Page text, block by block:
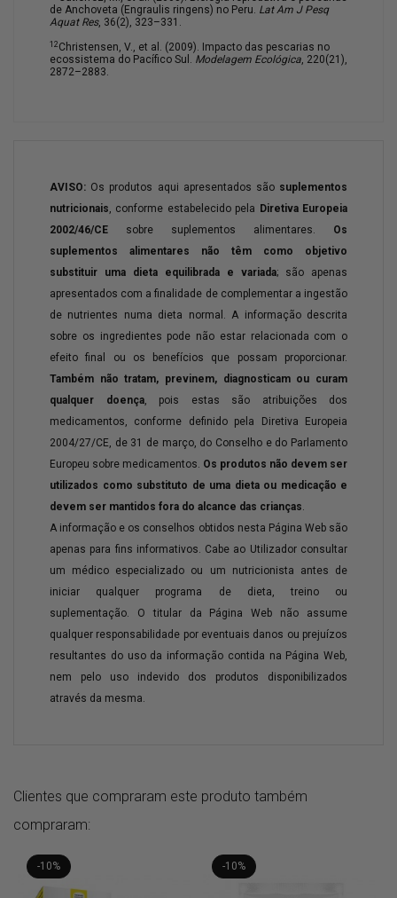
de Anchoveta (Engraulis ringens) no Peru. Lat Am J Pesq
Aquat Res, 36(2), 323–331.
12 Christensen, V., et al. (2009). Impacto das pescarias no
ecossistema do Pacífico Sul. Modelagem Ecológica, 220(21),
2872–2883.
AVISO: Os produtos aqui apresentados são suplementos
nutricionais, conforme estabelecido pela Diretiva Europeia
2002/46/CE sobre suplementos alimentares. Os
suplementos alimentares não têm como objetivo
substituir uma dieta equilibrada e variada; são apenas
apresentados com a finalidade de complementar a ingestão
de nutrientes numa dieta normal. A informação descrita
sobre os ingredientes pode não estar relacionada com o
efeito final ou os benefícios que possam proporcionar.
Também não tratam, previnem, diagnosticam ou curam
qualquer doença, pois estas são atribuições dos
medicamentos, conforme definido pela Diretiva Europeia
2004/27/CE, de 31 de março, do Conselho e do Parlamento
Europeu sobre medicamentos. Os produtos não devem ser
utilizados como substituto de uma dieta ou medicação e
devem ser mantidos fora do alcance das crianças.
A informação e os conselhos obtidos nesta Página Web são
apenas para fins informativos. Cabe ao Utilizador consultar
um médico especializado ou um nutricionista antes de
iniciar qualquer programa de dieta, treino ou
suplementação. O titular da Página Web não assume
qualquer responsabilidade por eventuais danos ou prejuízos
resultantes do uso da informação contida na Página Web,
nem pelo uso indevido dos produtos disponibilizados
através da mesma.
Clientes que compraram este produto também
compraram:
-10% -10%